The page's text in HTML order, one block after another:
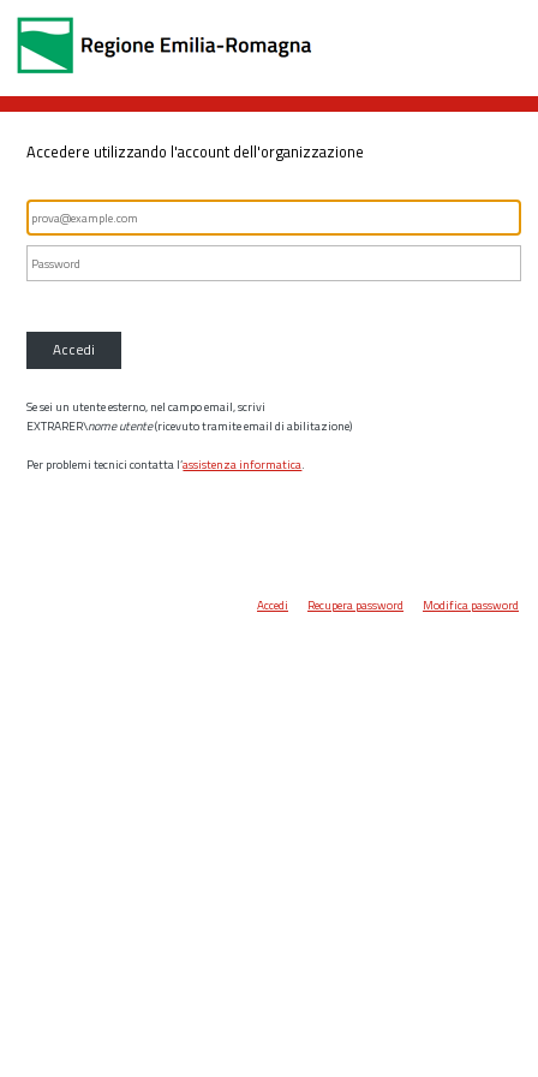
Accedere utilizzando l'account dell'organizzazione
Accedi
Se sei un utente esterno, nel campo email, scrivi
EXTRARER\nome utente(ricevuto tramite email di abilitazione)
Per problemi tecnici contatta l’assistenza informatica.
Accedi Recupera password Modifica password